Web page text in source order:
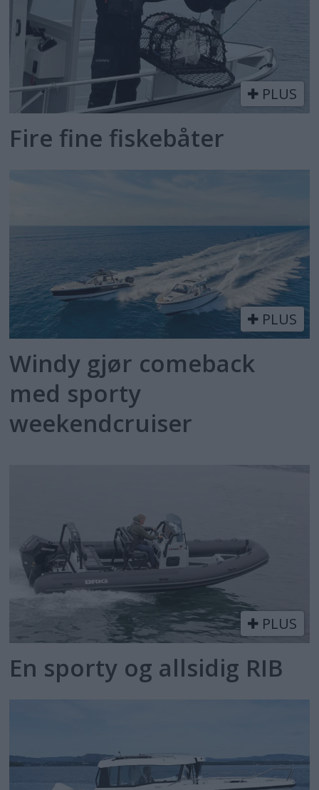
PLUS
Fire fine fiskebåter
PLUS
Windy gjør comeback
med sporty
weekendcruiser
PLUS
En sporty og allsidig RIB